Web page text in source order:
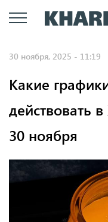
30 ноября, 2025 - 11:19
Какие
действовать
30 ноября